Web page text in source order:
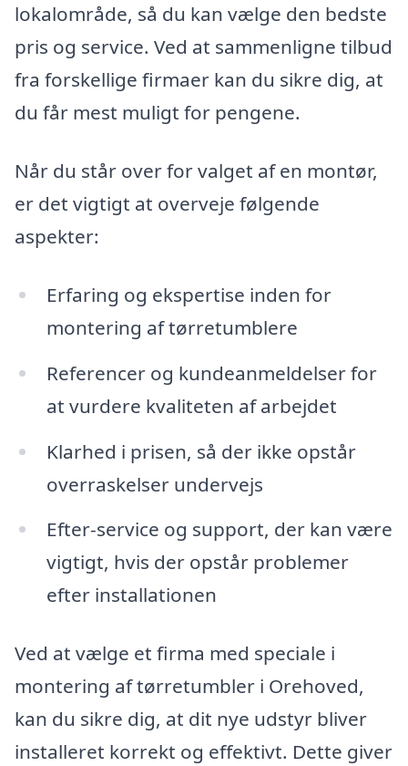
lokalområde, så du kan vælge den bedste
pris og service. Ved at sammenligne tilbud
fra forskellige firmaer kan du sikre dig, at
du får mest muligt for pengene.
Når du står over for valget af en montør,
er det vigtigt at overveje følgende
aspekter:
Erfaring og ekspertise inden for
montering af tørretumblere
Referencer og kundeanmeldelser for
at vurdere kvaliteten af arbejdet
Klarhed i prisen, så der ikke opstår
overraskelser undervejs
Efter-service og support, der kan være
vigtigt, hvis der opstår problemer
efter installationen
Ved at vælge et firma med speciale i
montering af tørretumbler i Orehoved,
kan du sikre dig, at dit nye udstyr bliver
installeret korrekt og effektivt. Dette giver